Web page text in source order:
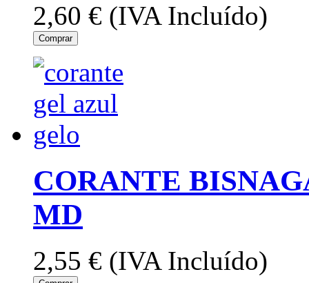
2,60 € (IVA Incluído)
Comprar
CORANTE
MD
2,55 € (IVA Incluído)